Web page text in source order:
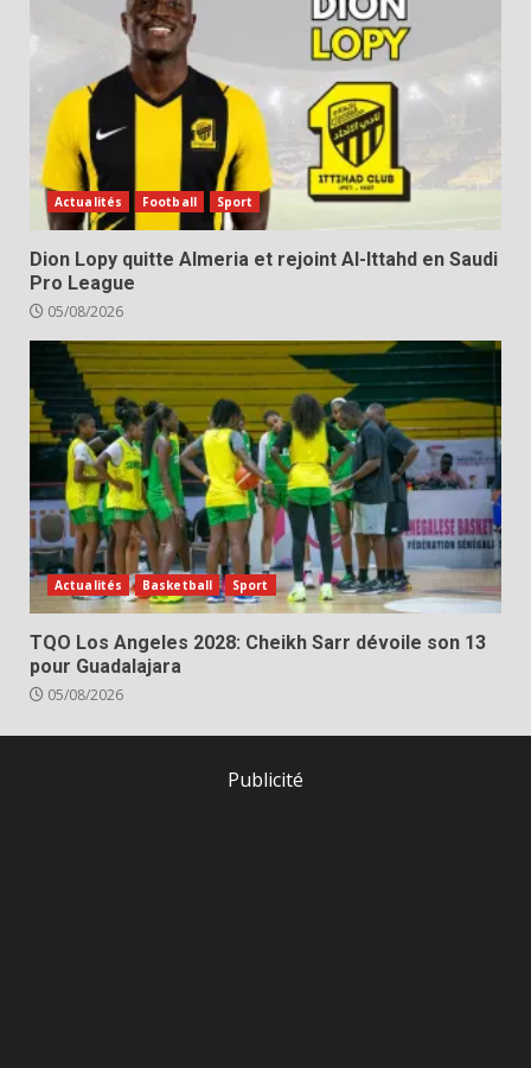
Actualités Football Sport
Dion Lopy quitte Almeria et rejoint Al-Ittahd en Saudi
Pro League
05/08/2026
Actualités Basketball Sport
TQO Los Angeles 2028: Cheikh Sarr dévoile son 13
pour Guadalajara
05/08/2026
Publicité